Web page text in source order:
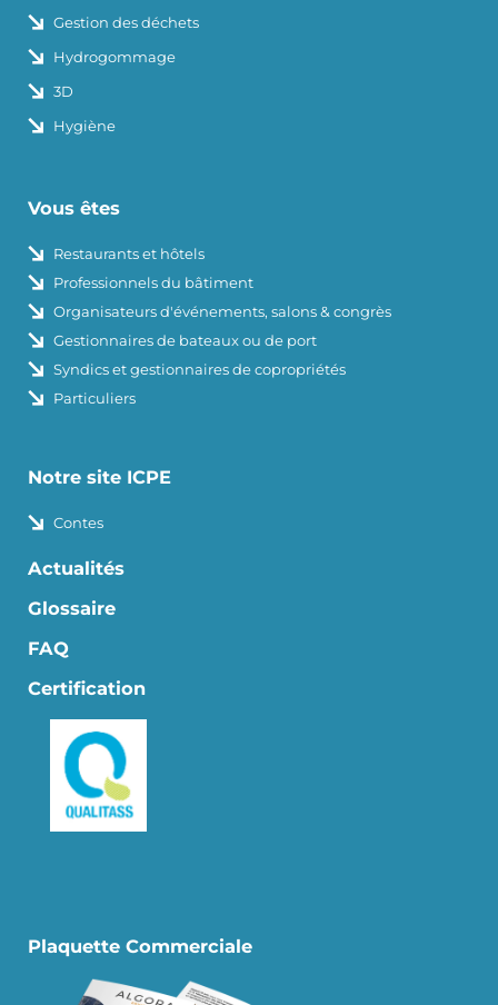
Gestion des déchets
Hydrogommage
3D
Hygiène
Vous êtes
Restaurants et hôtels
Professionnels du bâtiment
Organisateurs d'événements, salons & congrès
Gestionnaires de bateaux ou de port
Syndics et gestionnaires de copropriétés
Particuliers
Notre site ICPE
Contes
Actualités
Glossaire
FAQ
Certification
Plaquette Commerciale